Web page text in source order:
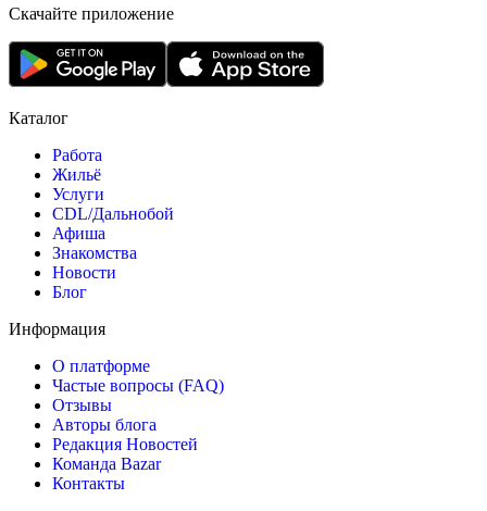
Скачайте приложение
Каталог
Работа
Жильё
Услуги
CDL/Дальнобой
Афиша
Знакомства
Новости
Блог
Информация
О платформе
Частые вопросы (FAQ)
Отзывы
Авторы блога
Редакция Новостей
Команда Bazar
Контакты